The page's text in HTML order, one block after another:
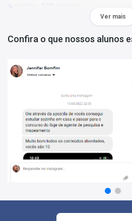
Apostila - 328 páginas
Apostila Digital por Download – 14 MB
- Matemática e Raciocínio Lógico
Ver mais
Confira o que nossos alunos